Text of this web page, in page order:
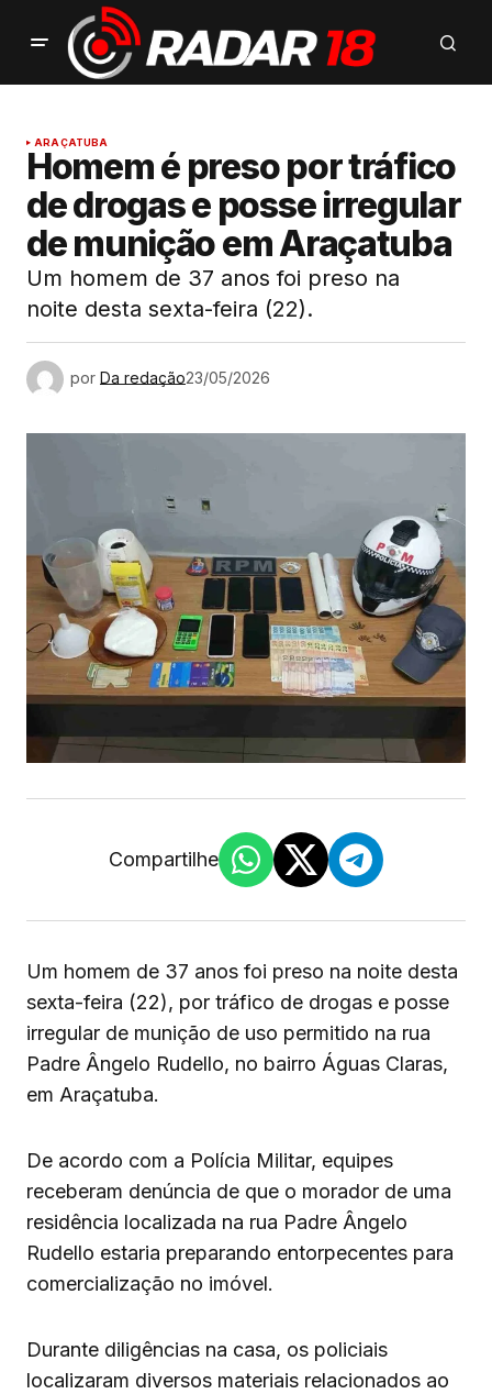
ARAÇATUBA
Homem é preso por tráfico
de drogas e posse irregular
de munição em Araçatuba
Um homem de 37 anos foi preso na
noite desta sexta-feira (22).
por Da redação23/05/2026
Compartilhe
Um homem de 37 anos foi preso na noite desta
sexta-feira (22), por tráfico de drogas e posse
irregular de munição de uso permitido na rua
Padre Ângelo Rudello, no bairro Águas Claras,
em Araçatuba.
De acordo com a Polícia Militar, equipes
receberam denúncia de que o morador de uma
residência localizada na rua Padre Ângelo
Rudello estaria preparando entorpecentes para
comercialização no imóvel.
Durante diligências na casa, os policiais
localizaram diversos materiais relacionados ao